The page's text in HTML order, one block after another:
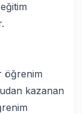
öğrenim
kazanan